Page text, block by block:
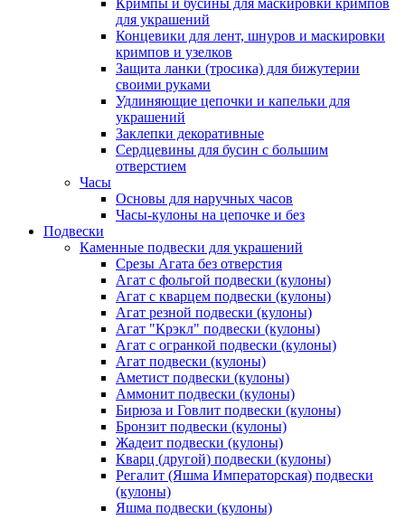
Кримпы и бусины для маскировки кримпов
для украшений
Концевики для лент, шнуров и маскировки
кримпов и узелков
Защита ланки (тросика) для бижутерии
своими руками
Удлиняющие цепочки и капельки для
украшений
Заклепки декоративные
Сердцевины для бусин с большим
отверстием
Часы
Основы для наручных часов
Часы-кулоны на цепочке и без
Подвески
Каменные подвески для украшений
Срезы Агата без отверстия
Агат с фольгой подвески (кулоны)
Агат с кварцем подвески (кулоны)
Агат резной подвески (кулоны)
Агат "Крэкл" подвески (кулоны)
Агат с огранкой подвески (кулоны)
Агат подвески (кулоны)
Аметист подвески (кулоны)
Аммонит подвески (кулоны)
Бирюза и Говлит подвески (кулоны)
Бронзит подвески (кулоны)
Жадеит подвески (кулоны)
Кварц (другой) подвески (кулоны)
Регалит (Яшма Императорская) подвески
(кулоны)
Яшма подвески (кулоны)